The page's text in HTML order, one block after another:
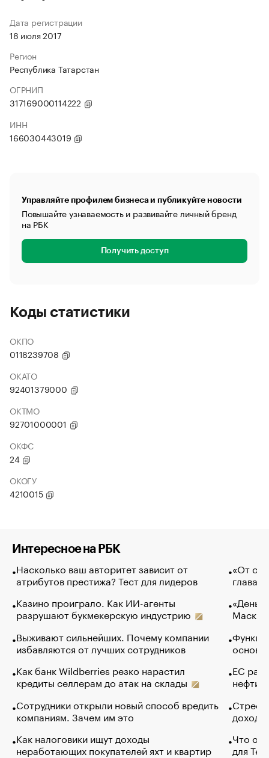
Дата регистрации
18 июля 2017
Регион
Республика Татарстан
ОГРНИП
317169000114222
ИНН
166030443019
Управляйте профилем бизнеса и публикуйте новости
Повышайте узнаваемость и развивайте личный бренд
на РБК
Получить доступ
Коды статистики
ОКПО
0118239708
ОКАТО
92401379000
ОКТМО
92701000001
ОКФС
24
ОКОГУ
4210015
Интересное на РБК
Насколько ваш авторитет зависит от
атрибутов престижа? Тест для лидеров
Казино проиграло. Как ИИ-агенты
разрушают букмекерскую индустрию
Выживают сильнейших. Почему компании
избавляются от лучших сотрудников
Как банк Wildberries резко нарастил
кредиты селлерам до атак на склады
Сотрудники открыли новый способ вредить
компаниям. Зачем им это
Как налоговики ищут доходы
неработающих покупателей яхт и квартир
«От
глава
Маск в
основ
ЕС
нефти
Что
для